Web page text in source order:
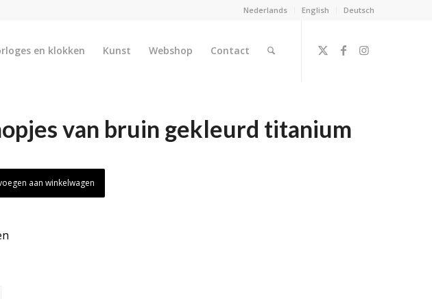
Nederlands English Deutsch
en klokken Kunst Webshop Contact
van bruin gekleurd titanium
aan winkelwagen